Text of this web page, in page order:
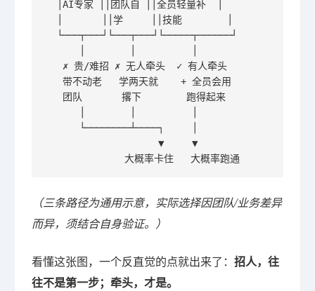
│AI专家 ││团队自 ││全员轻量补  │
│       ││学     ││技能        │
└───┬───┘└───┬───┘└─────┬──────┘
✗ 贵/难招 ✗ 无人牵头  ✓ 有人牵头
带不动老   学两天就    + 全员会用
团队       撂下        跑得起来
└────────┴────┐     │
▼     ▼
大概率卡住   大概率跑通
（三条路径为通用示意，实际选择因团队/业务差异
而异，须结合自身验证。）
看懂这张图，一个反直觉的点就出来了： 招人，往
往不是第一步；牵头，才是。